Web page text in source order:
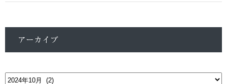
アーカイブ
ー